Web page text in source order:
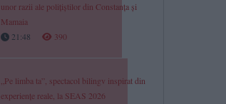
unor razii ale polițiștilor din Constanța și
Mamaia
21:48
390
„Pe limba ta”, spectacol bilingv inspirat din
experiențe reale, la SEAS 2026